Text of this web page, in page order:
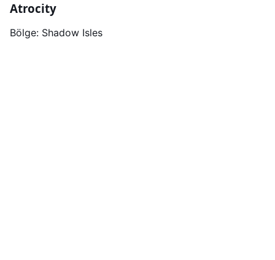
Atrocity
Bölge: Shadow Isles